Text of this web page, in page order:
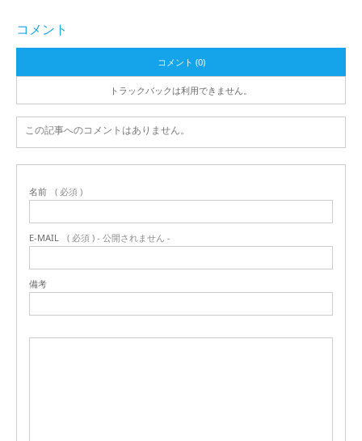
コメント
コメント (0)
トラックバックは利用できません。
この記事へのコメントはありません。
名前 ( 必須 )
E-MAIL ( 必須 ) - 公開されません -
備考